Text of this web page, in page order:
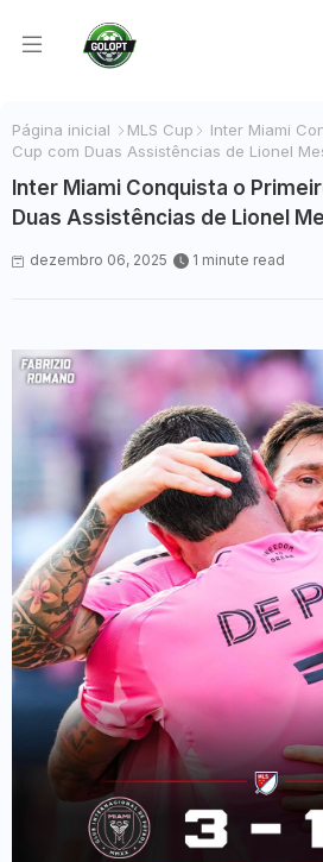
Página inicial MLS Cup
Inter Miami
Cup com Duas Assistências de Lionel
Inter Miami Conquista o
Duas Assistências de Lionel
dezembro 06, 2025 1 minute read